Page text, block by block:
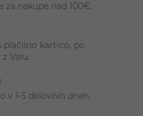
za nakupe nad 100€.
kartico, po
Valu.
v 1-5 delovnih dneh.